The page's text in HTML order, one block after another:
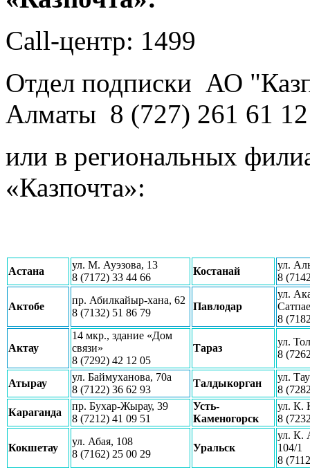
Call-центр: 1499
Отдел подписки АО
Алматы 8 (727) 261 61
или в региональных
«Казпочта»:
Астана
ул. М. Ауэзова, 13
8 (7172) 33 44 66
Костанай
ул.
8
Актобе
пр. Абилкайыр-хана, 62
8 (7132) 51 86 79
Павлодар
ул.
8
Актау
14 мкр., здание «Дом
связи»
8 (7292) 42 12 05
Тараз
ул.
8
Атырау
ул. Баймуханова, 70а
8 (7122) 36 62 93
Талдыкорган
ул.
8
Караганда
пр. Бухар-Жырау, 39
8 (7212) 41 09 51
Усть-
Каменогорск
ул. К.
8
Кокшетау
ул. Абая, 108
8 (7162) 25 00 29
Уральск
ул. К.
104/1
8